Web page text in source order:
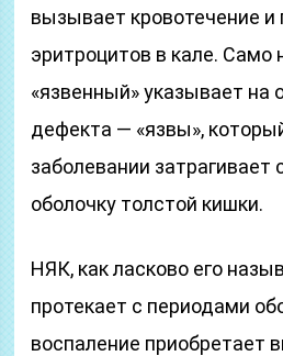
вызывает кровотечение и
эритроцитов в кале. Само
«язвенный» указывает на
дефекта — «язвы»,
заболевании затрагивает
оболочку толстой кишки.
НЯК, как ласково его
протекает с периодами
воспаление приобретает